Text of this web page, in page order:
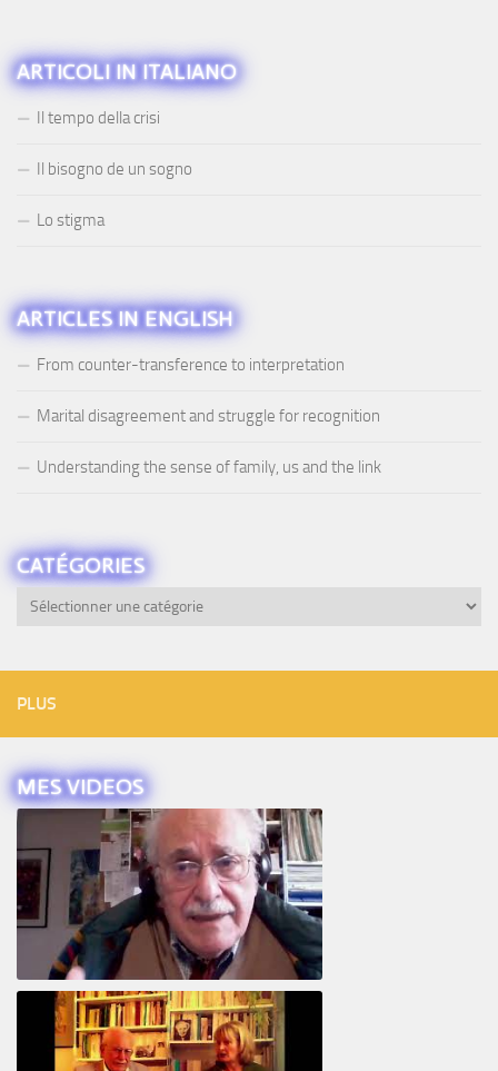
ARTICOLI IN ITALIANO
Il tempo della crisi
Il bisogno de un sogno
Lo stigma
ARTICLES IN ENGLISH
From counter-transference to interpretation
Marital disagreement and struggle for recognition
Understanding the sense of family, us and the link
CATÉGORIES
Catégories
PLUS
MES VIDEOS
Intervista ad Alberto Eiguer